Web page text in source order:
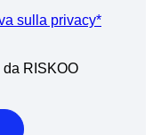
sulla privacy*
RISKOO